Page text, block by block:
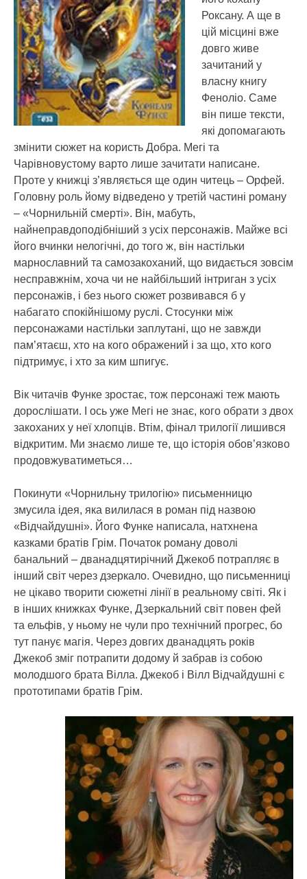
Роксану. А ще в
цій місцині вже
довго живе
зачитаний у
власну книгу
Феноліо. Саме
він пише тексти,
які допомагають
змінити сюжет на користь Добра. Мегі та
Чарівновустому варто лише зачитати написане.
Проте у книжці з’являється ще один читець – Орфей.
Головну роль йому відведено у третій частині роману
– «Чорнильній смерті». Він, мабуть,
найнеправдоподібніший з усіх персонажів. Майже всі
його вчинки нелогічні, до того ж, він настільки
марнославний та самозакоханий, що видається зовсім
несправжнім, хоча чи не найбільший інтриган з усіх
персонажів, і без нього сюжет розвивався б у
набагато спокійнішому руслі. Стосунки між
персонажами настільки заплутані, що не завжди
пам’ятаєш, хто на кого ображений і за що, хто кого
підтримує, і хто за ким шпигує.
Вік читачів Функе зростає, тож персонажі теж мають
дорослішати. І ось уже Мегі не знає, кого обрати з двох
закоханих у неї хлопців. Втім, фінал трилогії лишився
відкритим. Ми знаємо лише те, що історія обов’язково
продовжуватиметься…
Покинути «Чорнильну трилогію» письменницю
змусила ідея, яка вилилася в роман під назвою
«Відчайдушні». Його Функе написала, натхнена
казками братів Грім. Початок роману доволі
банальний – дванадцятирічний Джекоб потрапляє в
інший світ через дзеркало. Очевидно, що письменниці
не цікаво творити сюжетні лінії в реальному світі. Як і
в інших книжках Функе, Дзеркальний світ повен фей
та ельфів, у ньому не чули про технічний прогрес, бо
тут панує магія. Через довгих дванадцять років
Джекоб зміг потрапити додому й забрав із собою
молодшого брата Вілла. Джекоб і Вілл Відчайдушні є
прототипами братів Грім.